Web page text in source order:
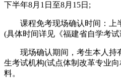
下半年8月1日至8月15日;
课程免考现场确认时间：上
(具体时间详见《福建省自学考
现场确认期间，考生本人持
生考试机构(试点体制改革专业
料。